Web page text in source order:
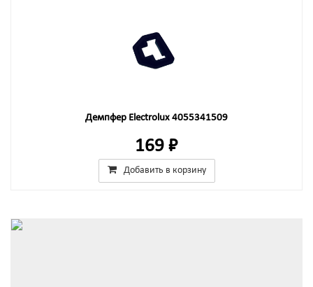
Демпфер Electrolux 4055341509
169 ₽
Добавить в корзину